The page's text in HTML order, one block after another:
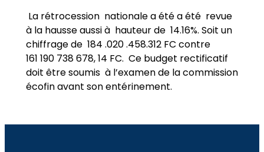
La rétrocession nationale a été a été revue
à la hausse aussi à hauteur de 14.16%. Soit un
chiffrage de 184 .020 .458.312 FC contre
161 190 738 678, 14 FC. Ce budget rectificatif
doit être soumis à l’examen de la commission
écofin avant son entérinement.